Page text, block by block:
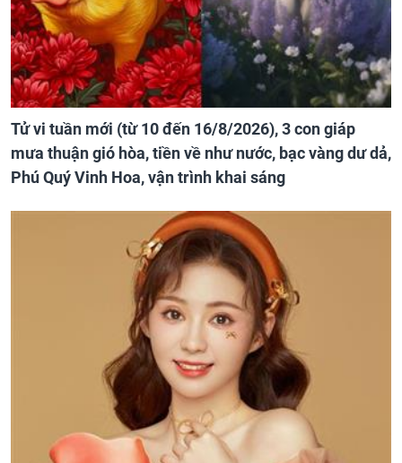
Tử vi tuần mới (từ 10 đến 16/8/2026), 3 con giáp
mưa thuận gió hòa, tiền về như nước, bạc vàng dư dả,
Phú Quý Vinh Hoa, vận trình khai sáng